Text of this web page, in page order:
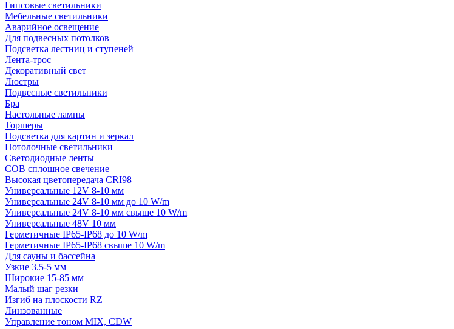
Гипсовые светильники
Мебельные светильники
Аварийное освещение
Для подвесных потолков
Подсветка лестниц и ступеней
Лента-трос
Декоративный свет
Люстры
Подвесные светильники
Бра
Настольные лампы
Торшеры
Подсветка для картин и зеркал
Потолочные светильники
Светодиодные ленты
COB сплошное свечение
Высокая цветопередача CRI98
Универсальные 12V 8-10 мм
Универсальные 24V 8-10 мм до 10 W/m
Универсальные 24V 8-10 мм свыше 10 W/m
Универсальные 48V 10 мм
Герметичные IP65-IP68 до 10 W/m
Герметичные IP65-IP68 свыше 10 W/m
Для сауны и бассейна
Узкие 3.5-5 мм
Широкие 15-85 мм
Малый шаг резки
Изгиб на плоскости RZ
Линзованные
Управление тоном MIX, CDW